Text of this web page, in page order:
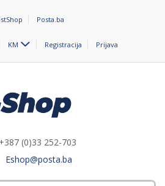
Posta.ba
KM Registracija Prijava
+387 (0)33 252-703
Eshop@posta.ba